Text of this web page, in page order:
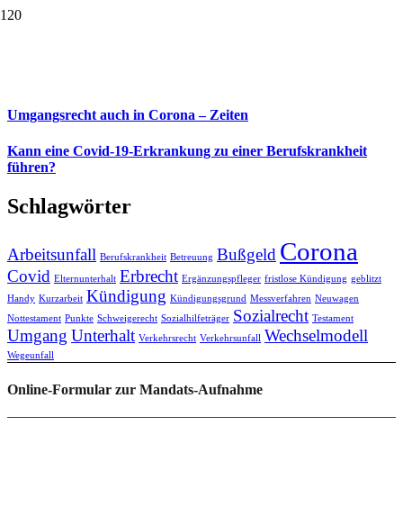
Umgangsrecht auch in Corona – Zeiten
Kann eine Covid-19-Erkrankung zu einer Berufskrankheit
führen?
Schlagwörter
Arbeitsunfall Berufskrankheit Betreuung Bußgeld Corona
Covid Elternunterhalt Erbrecht Ergänzungspfleger fristlose Kündigung geblitzt
Handy Kurzarbeit Kündigung Kündigungsgrund Messverfahren Neuwagen
Nottestament Punkte Schweigerecht Sozialhilfeträger Sozialrecht Testament
Umgang Unterhalt Verkehrsrecht Verkehrsunfall Wechselmodell
Wegeunfall
Online-Formular zur Mandats-Aufnahme